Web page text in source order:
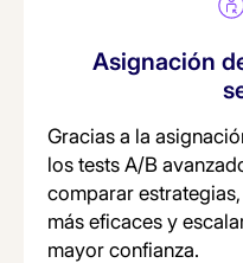
Asignación
Gracias a la
los tests A/B
comparar
más eficaces y
mayor confianza.